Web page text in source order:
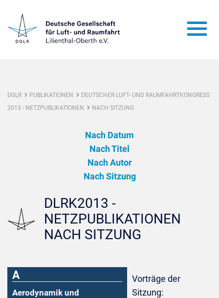
DGLR PUBLIKATIONEN
DEUTSCHER LUFT- UND RAUMFAHRTKONGRESS
2013 - NETZPUBLIKATIONEN
NACH SITZUNG
Nach Datum
Nach Titel
Nach Autor
Nach Sitzung
DLRK2013 -
NETZPUBLIKATIONEN
NACH SITZUNG
A
Aerodynamik und
Vorträge der
Sitzung: